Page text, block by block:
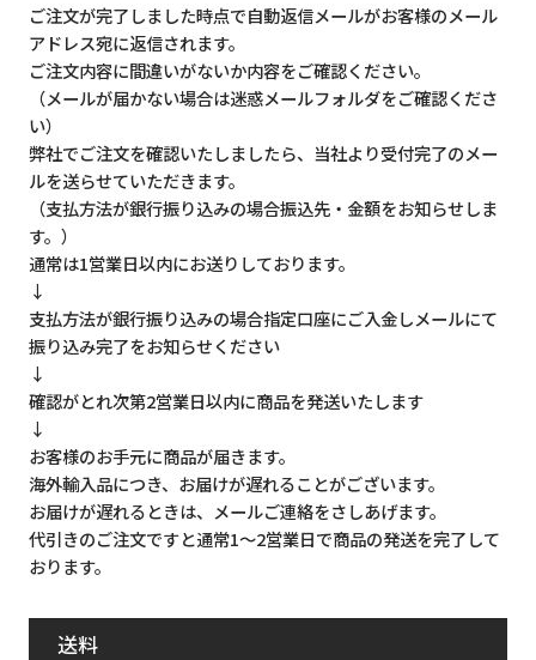
ご注文が完了しました時点で自動返信メールがお客様のメール
アドレス宛に返信されます。
ご注文内容に間違いがないか内容をご確認ください。
（メールが届かない場合は迷惑メールフォルダをご確認くださ
い）
弊社でご注文を確認いたしましたら、当社より受付完了のメー
ルを送らせていただきます。
（支払方法が銀行振り込みの場合振込先・金額をお知らせしま
す。）
通常は1営業日以内にお送りしております。
↓
支払方法が銀行振り込みの場合指定口座にご入金しメールにて
振り込み完了をお知らせください
↓
確認がとれ次第2営業日以内に商品を発送いたします
↓
お客様のお手元に商品が届きます。
海外輸入品につき、お届けが遅れることがございます。
お届けが遅れるときは、メールご連絡をさしあげます。
代引きのご注文ですと通常1～2営業日で商品の発送を完了して
おります。
送料